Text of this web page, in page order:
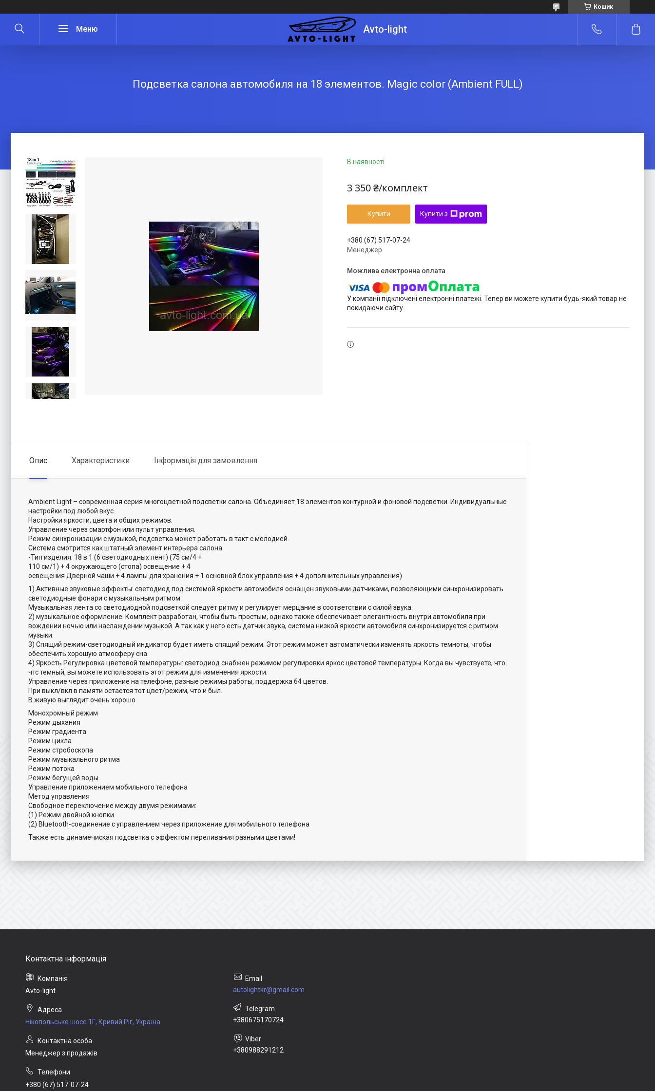
Кошик
Avto-light
Подсветка салона автомобиля на 18 элементов. Magic color (Ambient FULL)
В наявності
3 350 ₴/комплект
Купити Купити з
+380 (67) 517-07-24
Менеджер
У компанії підключені електронні платежі. Тепер ви можете купити будь-який товар не
покидаючи сайту.
Опис Характеристики Інформація для замовлення
Ambient Light – современная серия многоцветной подсветки салона. Объединяет 18 элементов контурной и фоновой подсветки. Индивидуальные
настройки под любой вкус.
Настройки яркости, цвета и общих режимов.
Управление через смартфон или пульт управления.
Режим синхронизации с музыкой, подсветка может работать в такт с мелодией.
Система смотрится как штатный элемент интерьера салона.
-Тип изделия: 18 в 1 (6 светодиодных лент) (75 см/4 +
110 см/1) + 4 окружающего (стопа) освещение + 4
освещения Дверной чаши + 4 лампы для хранения + 1 основной блок управления + 4 дополнительных управления)
1) Активные звуковые эффекты: светодиод под системой яркости автомобиля оснащен звуковыми датчиками, позволяющими синхронизировать
светодиодные фонари с музыкальным ритмом.
Музыкальная лента со светодиодной подсветкой следует ритму и регулирует мерцание в соответствии с силой звука.
2) музыкальное оформление. Комплект разработан, чтобы быть простым, однако также обеспечивает элегантность внутри автомобиля при
вождении ночью или наслаждении музыкой. А так как у него есть датчик звука, система низкой яркости автомобиля синхронизируется с ритмом
музыки.
3) Спящий режим-светодиодный индикатор будет иметь спящий режим. Этот режим может автоматически изменять яркость темноты, чтобы
обеспечить хорошую атмосферу сна.
4) Яркость Регулировка цветовой температуры: светодиод снабжен режимом регулировки яркос цветовой температуры. Когда вы чувствуете, что
чтс темный, вы можете использовать этот режим для изменения яркости.
Управление через приложение на телефоне, разные режимы работы, поддержка 64 цветов.
При выкл/вкл в памяти остается тот цвет/режим, что и был.
В живую выглядит очень хорошо.
Монохромный режим
Режим дыхания
Режим градиента
Режим цикла
Режим стробоскопа
Режим музыкального ритма
Режим потока
Режим бегущей воды
Управление приложением мобильного телефона
Метод управления
Свободное переключение между двумя режимами:
(1) Режим двойной кнопки
(2) Bluetooth-соединение с управлением через приложение для мобильного телефона
Также есть динамечиская подсветка с эффектом переливания разными цветами!
Avto-light
Нікопольське шосе 1Г, Кривий Ріг, Україна
Менеджер з продажів
+380 (67) 517-07-24
autolightkr@gmail.com
+380675170724
+380988291212